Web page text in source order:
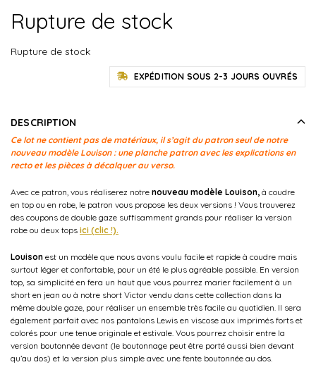
Rupture de stock
Rupture de stock
EXPÉDITION SOUS 2-3 JOURS OUVRÉS
DESCRIPTION
Ce lot ne contient pas de matériaux, il s’agit du patron seul de notre
nouveau modèle Louison : une planche patron avec les explications en
recto et les pièces à décalquer au verso.
Avec ce patron, vous réaliserez notre nouveau modèle Louison, à coudre
en top ou en robe, le patron vous propose les deux versions ! Vous trouverez
des coupons de double gaze suffisamment grands pour réaliser la version
robe ou deux tops ici (clic !).
Louison est un modèle que nous avons voulu facile et rapide à coudre mais
surtout léger et confortable, pour un été le plus agréable possible. En version
top, sa simplicité en fera un haut que vous pourrez marier facilement à un
short en jean ou à notre short Victor vendu dans cette collection dans la
même double gaze, pour réaliser un ensemble très facile au quotidien. Il sera
également parfait avec nos pantalons Lewis en viscose aux imprimés forts et
colorés pour une tenue originale et estivale. Vous pourrez choisir entre la
version boutonnée devant (le boutonnage peut être porté aussi bien devant
qu’au dos) et la version plus simple avec une fente boutonnée au dos.